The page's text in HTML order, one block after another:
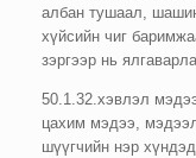
албан тушаал,
хүйсийн чиг
зэргээр нь
50.1.32.хэвлэл
цахим мэдээ,
шүүгчийн нэр